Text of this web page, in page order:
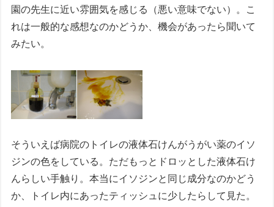
園の先生に近い雰囲気を感じる（悪い意味でない）。こ
れは一般的な感想なのかどうか、機会があったら聞いて
みたい。
そういえば病院のトイレの液体石けんがうがい薬のイソ
ジンの色をしている。ただもっとドロッとした液体石け
んらしい手触り。本当にイソジンと同じ成分なのかどう
か、トイレ内にあったティッシュに少したらして見た。